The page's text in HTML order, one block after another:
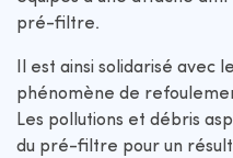
pré-filtre.
Il est ainsi solidarisé avec
phénomène de
Les pollutions et débris
du pré-filtre pour un